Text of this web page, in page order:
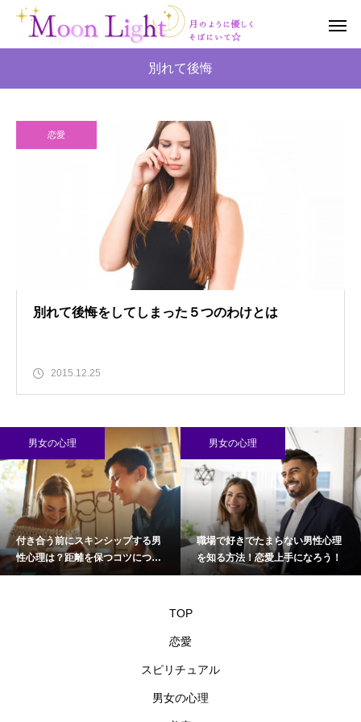
別れて後悔
恋愛
別れて後悔をしてしまった５つのわけとは
2015.12.25
男女の心理
付き合う前にスキンシップする男
性心理は？距離を保つコツについ
て
男女の心理
職場で好きでたまらない男性心理
を知る方法！恋愛上手になろう！
TOP
恋愛
スピリチュアル
男女の心理